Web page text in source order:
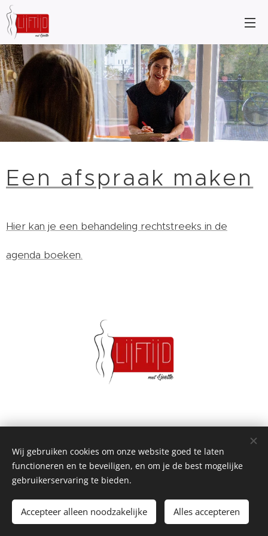
Een afspraak maken
Hier kan je een behandeling rechtstreeks in de
agenda boeken.
Volg Lijftijd op Facebook en Instagram
Cookies
Wij gebruiken cookies om onze website goed te laten
functioneren en te beveiligen, en om je de best mogelijke
gebruikerservaring te bieden.
Accepteer alleen noodzakelijke Alles accepteren